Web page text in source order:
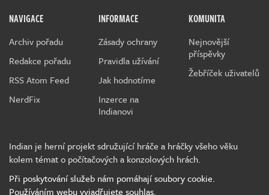
NAVIGACE
Archiv pořadu
Redakce pořadu
RSS Atom Feed
NerdFix
INFORMACE
Zásady ochrany
Pravidla užívání
Jak hodnotíme
Inzerce na
Indianovi
KOMUNITA
Nejnovější
příspěvky
Žebříček uživatelů
Indian je herní projekt sdružující hráče a hráčky všeho věku
kolem témat o počítačových a konzolových hrách.
Při poskytování služeb nám pomáhají soubory cookie.
Používáním webu vyjadřujete souhlas.